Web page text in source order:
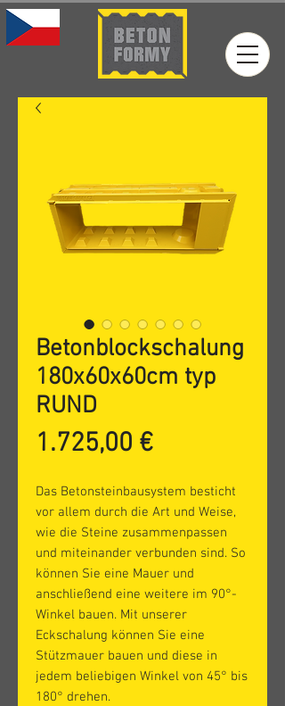
Betonblockschalung
180x60x60cm typ
RUND
1.725,00 €Preis
Das Betonsteinbausystem besticht
vor allem durch die Art und Weise,
wie die Steine zusammenpassen
und miteinander verbunden sind. So
können Sie eine Mauer und
anschließend eine weitere im 90°-
Winkel bauen. Mit unserer
Eckschalung können Sie eine
Stützmauer bauen und diese in
jedem beliebigen Winkel von 45° bis
180° drehen.